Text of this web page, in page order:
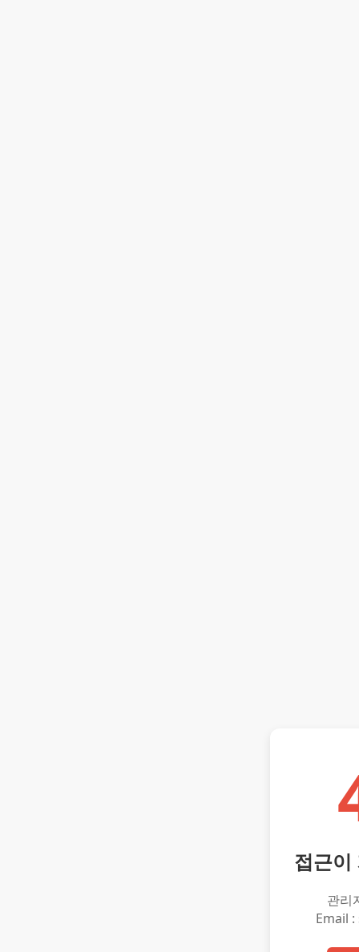
접근이
관리
Email